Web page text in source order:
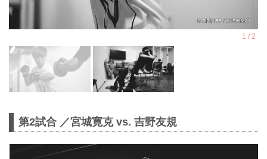
第2試合 ／宮城寛克 vs. 吉野友規